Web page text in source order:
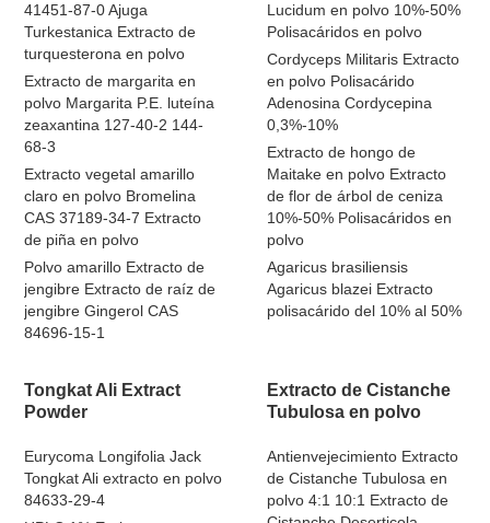
41451-87-0 Ajuga
Turkestanica Extracto de
turquesterona en polvo
Extracto de margarita en
polvo Margarita P.E. luteína
zeaxantina 127-40-2 144-
68-3
Extracto vegetal amarillo
claro en polvo Bromelina
CAS 37189-34-7 Extracto
de piña en polvo
Polvo amarillo Extracto de
jengibre Extracto de raíz de
jengibre Gingerol CAS
84696-15-1
Lucidum en polvo 10%-50%
Polisacáridos en polvo
Cordyceps Militaris Extracto
en polvo Polisacárido
Adenosina Cordycepina
0,3%-10%
Extracto de hongo de
Maitake en polvo Extracto
de flor de árbol de ceniza
10%-50% Polisacáridos en
polvo
Agaricus brasiliensis
Agaricus blazei Extracto
polisacárido del 10% al 50%
Tongkat Ali Extract
Powder
Eurycoma Longifolia Jack
Tongkat Ali extracto en polvo
84633-29-4
Extracto de Cistanche
Tubulosa en polvo
Antienvejecimiento Extracto
de Cistanche Tubulosa en
polvo 4:1 10:1 Extracto de